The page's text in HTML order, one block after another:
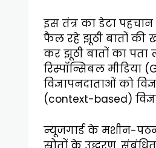
इस तंत्र का डेटा
फैल रहे झूठी बातों की
कर झूठी बातों का पता
रिस्पॉन्सिबल मीडिया
विज्ञापनदाताओं को
(context-based)
न्यूजगार्ड के मशीन-